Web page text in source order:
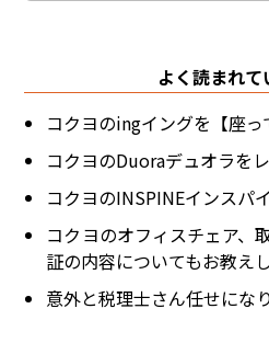
よく読まれ
コクヨのingイングを【座
コクヨのDuoraデュオラを
コクヨのINSPINEインスパ
コクヨのオフィスチェア、
証の内容についてもお教え
意外と税理士さん任せにな